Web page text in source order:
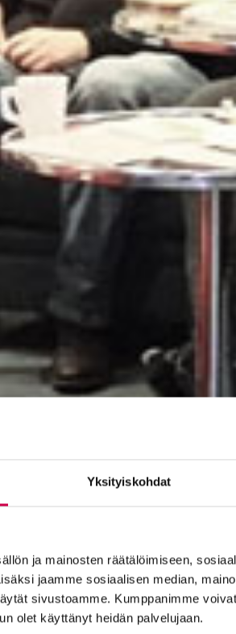
Yksityiskohdat
ja mainosten räätälöimiseen,
jaamme sosiaalisen median,
sivustoamme. Kumppanimme
olet käyttänyt heidän palvelujaan.